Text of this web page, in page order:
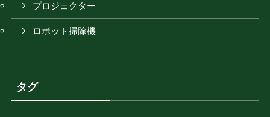
プロジェクター
ロボット掃除機
タグ